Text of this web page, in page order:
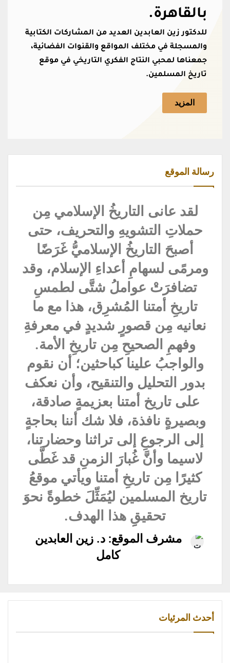
بالقاهرة.
للدكتور زين العابدين العديد من المشاركات الكتابية
والمسجلة في مختلف المواقع والقنوات الفضائية،
جمعناها لمحبي النتاج الفكري التاريخي في موقع
تاريخ المسلمين.
المزيد
رسالة الموقع
لقد عانى التاريخُ الإسلامي مِن
حملاتِ التشويهِ والتحريف، حتى
أصبحَ التاريخُ الإسلاميُّ غَرَضًا
ومرمًى لسهامِ أعداءِ الإسلام، وقد
تضافرَتْ عواملُ شتَّى لطمسِ
تاريخِ أمتنا المُشرِق، هذا مع ما
نعانيه مِن قصورٍ شديدٍ في معرفةِ
وفهمِ الصحيحِ مِن تاريخِ الأمة.
والواجبُ علينا كباحثين؛ أن نقوم
بدور التحليل والتنقيح، وأن نعكف
على تاريخ أمتنا بعزيمةٍ صادقة،
وبصيرةٍ نافذة، فلا شك أننا بحاجةٍ
إلى الرجوعِ إلى تراثنا وحضارتنا،
لاسيما وأنَّ غُبارَ الزمنِ قد غَطَّى
كثيرًا مِن تاريخِ أمتنا ويأتي موقعُ
تاريخ المسلمين ليُمَثِّلَ خطوةً نحوَ
تحقيقِِ هذا الهدف.
مشرف الموقع: د. زين العابدين
كامل
أحدث المرئيات